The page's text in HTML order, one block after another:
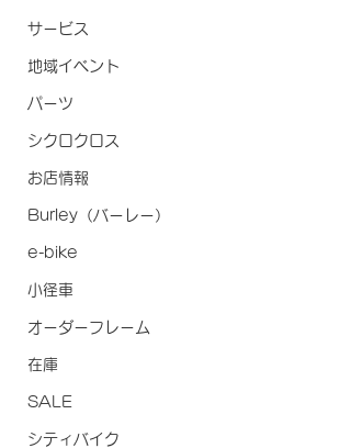
サービス
地域イベント
パーツ
シクロクロス
お店情報
Burley（バーレー）
e-bike
小径車
オーダーフレーム
在庫
SALE
シティバイク